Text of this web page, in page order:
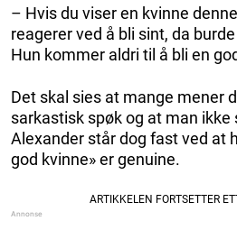
– Hvis du viser en kvinne
reagerer ved å bli sint, da
Hun kommer aldri til å bli en
Det skal sies at mange mener
sarkastisk spøk og at man ikke
Alexander står dog fast ved at
god kvinne» er genuine.